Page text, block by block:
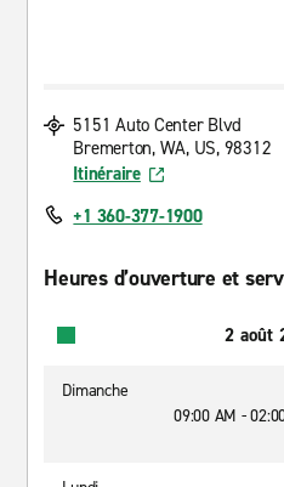
5151 Auto Center Blvd
Bremerton, WA, US, 98312
Itinéraire
+1 360-377-1900
Heures d’ouverture et
2 août
Dimanche
09:00 AM -